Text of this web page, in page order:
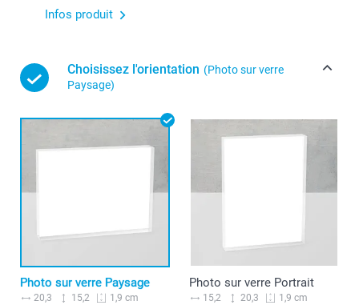
Infos produit
Choisissez l'orientation (Photo sur verre
Paysage)
Photo sur verre Paysage
20,3 15,2 1,9 cm
Photo sur verre Portrait
15,2 20,3 1,9 cm